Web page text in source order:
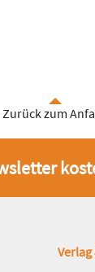
Zurück zum
Verlag